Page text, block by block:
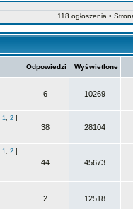
118 ogłoszenia •
Odpowiedzi Wyświetlone
6 10269
1, 2 ]
38 28104
1, 2 ]
44 45673
2 12518